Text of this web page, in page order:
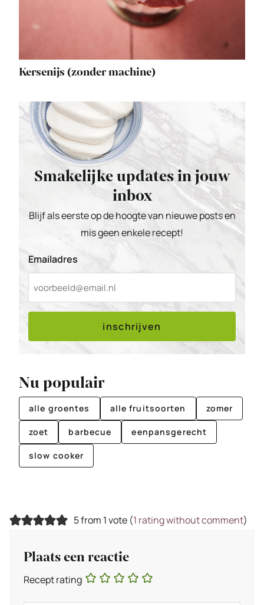
Kersenijs (zonder machine)
Smakelijke updates in jouw
inbox
Blijf als eerste op de hoogte van nieuwe posts en
mis geen enkele recept!
Emailadres
inschrijven
Nu populair
alle groentes alle fruitsoorten zomer
zoet barbecue eenpansgerecht
slow cooker
5 from 1 vote (1 rating without comment)
Plaats een reactie
Recept rating